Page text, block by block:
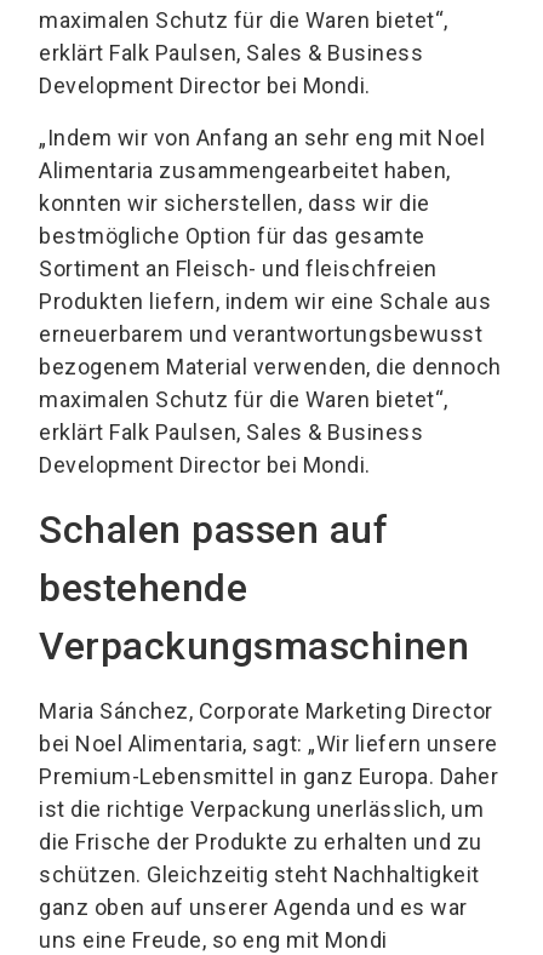
maximalen Schutz für die Waren bietet“,
erklärt Falk Paulsen, Sales & Business
Development Director bei Mondi.
„Indem wir von Anfang an sehr eng mit Noel
Alimentaria zusammengearbeitet haben,
konnten wir sicherstellen, dass wir die
bestmögliche Option für das gesamte
Sortiment an Fleisch- und fleischfreien
Produkten liefern, indem wir eine Schale aus
erneuerbarem und verantwortungsbewusst
bezogenem Material verwenden, die dennoch
maximalen Schutz für die Waren bietet“,
erklärt Falk Paulsen, Sales & Business
Development Director bei Mondi.
Schalen passen auf
bestehende
Verpackungsmaschinen
Maria Sánchez, Corporate Marketing Director
bei Noel Alimentaria, sagt: „Wir liefern unsere
Premium-Lebensmittel in ganz Europa. Daher
ist die richtige Verpackung unerlässlich, um
die Frische der Produkte zu erhalten und zu
schützen. Gleichzeitig steht Nachhaltigkeit
ganz oben auf unserer Agenda und es war
uns eine Freude, so eng mit Mondi